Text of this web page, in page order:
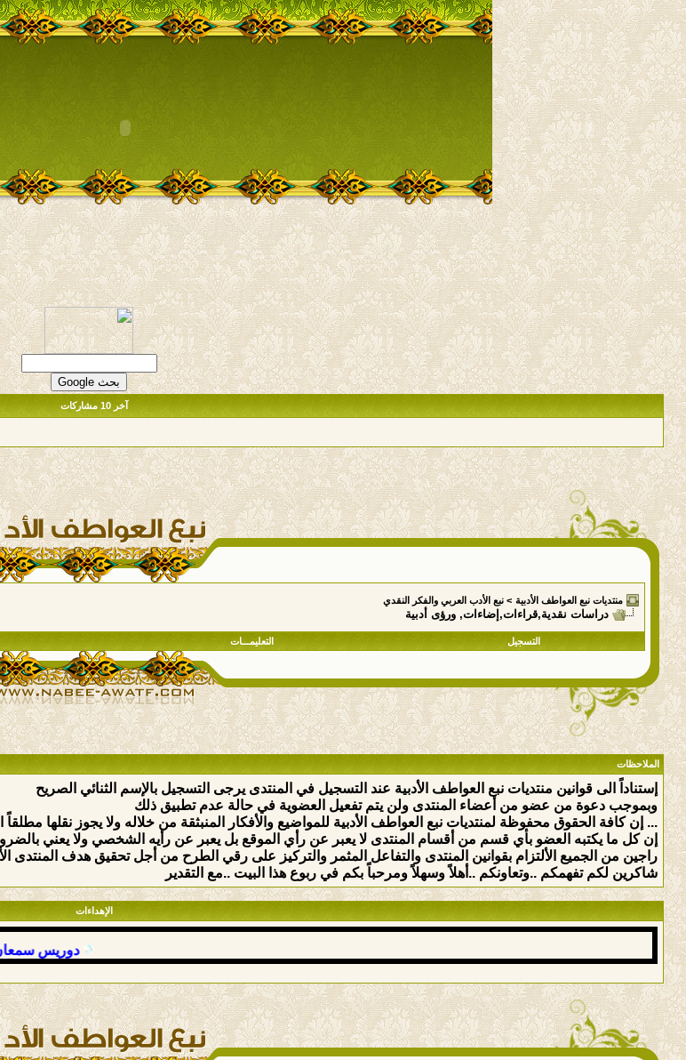
آخر 10 مشاركات
منتديات نبع العواطف الأدبية > نبع الأدب العربي والفكر النقدي
دراسات نقدية,قراءات,إضاءات, ورؤى أدبية
التسجيل التعليمـــات
الملاحظات
إستناداً الى قوانين منتديات نبع العواطف الأدبية عند التسجيل في المنتدى يرجى التسجيل بالإسم الثنائي الصريح
وبموجب دعوة من عضو من أعضاء المنتدى ولن يتم تفعيل العضوية في حالة عدم تطبيق ذلك
... إن كافة الحقوق محفوظة لمنتديات نبع العواطف الأدبية للمواضيع والأفكار المنبثقة من خلاله ولا يجوز نقلها
إن كل ما يكتبه العضو بأي قسم من أقسام المنتدى لا يعبر عن رأي الموقع بل يعبر عن رأيه الشخصي ولا يعني
راجين من الجميع الألتزام بقوانين المنتدى والتفاعل المثمر والتركيز على رقي الطرح من أجل تحقيق هدف المنتدى
شاكرين لكم تفهمكم ..وتعاونكم ..أهلاً وسهلاً ومرحباً بكم في ربوع هذا البيت ..مع التقدير
الإهداءات
دوريس سمعان من